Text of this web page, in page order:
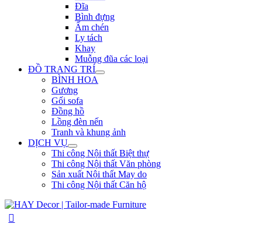
Đĩa
Bình đựng
Ấm chén
Ly tách
Khay
Muỗng đũa các loại
ĐỒ TRANG TRÍ
BÌNH HOA
Gương
Gối sofa
Đồng hồ
Lồng đèn nến
Tranh và khung ảnh
DỊCH VỤ
Thi công Nội thất Biệt thự
Thi công Nội thất Văn phòng
Sản xuất Nội thất May do
Thi công Nội thất Căn hộ